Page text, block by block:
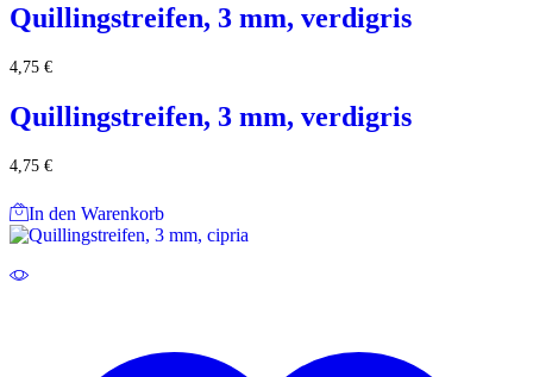
Quillingstreifen, 3 mm, verdigris
4,75 €
Quillingstreifen, 3 mm, verdigris
4,75 €
In den Warenkorb